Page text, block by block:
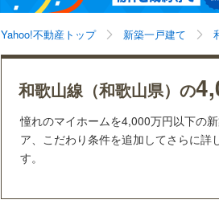
Yahoo!不動産トップ 新築一戸建て
和歌山線（和歌山県）の
憧れのマイホームを4,000万円以下の
ア、こだわり条件を追加してさらに
す。
関東 東京
東海 愛知
有田市(0)
新宮市
0)
伊都郡高
有田郡有
日高郡日
私鉄・その他 南海線(3)
わかやま
(0) (0
駐車場2
ＴＶモニ
（0）
配置、向き
前道6m